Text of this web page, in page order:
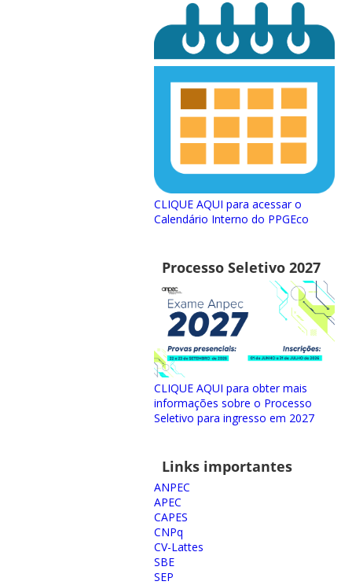
CLIQUE AQUI para acessar o
Calendário Interno do PPGEco
Processo Seletivo 2027
CLIQUE AQUI para obter mais
informações sobre o Processo
Seletivo para ingresso em 2027
Links importantes
ANPEC
APEC
CAPES
CNPq
CV-Lattes
SBE
SEP